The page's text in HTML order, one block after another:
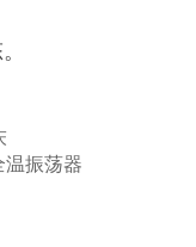
温振荡器